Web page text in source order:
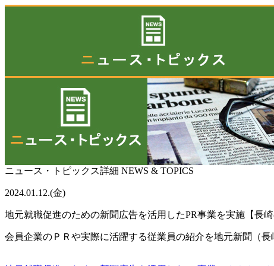
ニュース・トピックス詳細 NEWS & TOPICS
2024.01.12.(金)
地元就職促進のための新聞広告を活用したPR事業を実施【長
会員企業のＰＲや実際に活躍する従業員の紹介を地元新聞（